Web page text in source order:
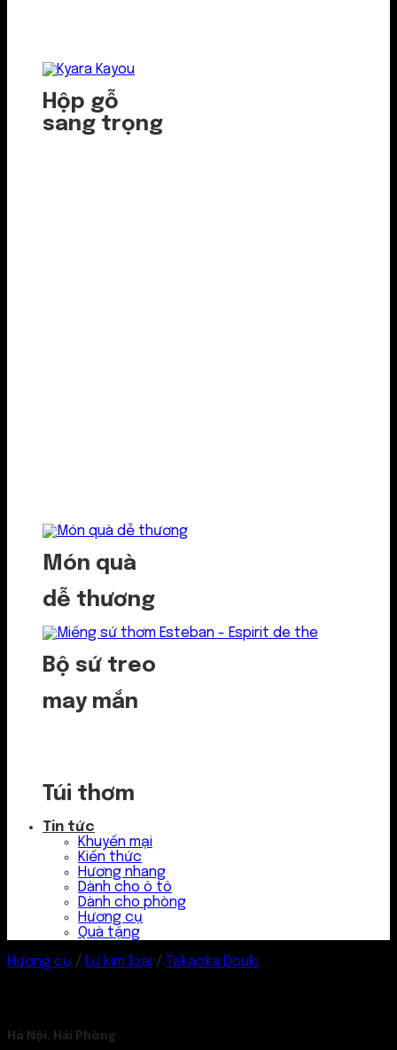
Hộp gỗ
sang trọng
Món quà
dễ thương
Bộ sứ treo
may mắn
Túi thơm
Tin tức
Khuyến mại
Kiến thức
Hương nhang
Dành cho ô tô
Dành cho phòng
Hương cụ
Quà tặng
Hương cụ / Lư kim loại / Takaoka Douki
Hà Nội, Hải Phòng